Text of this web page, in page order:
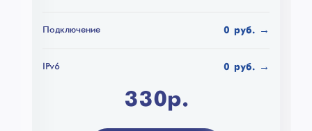
Подключение 0 руб. →
IPv6 0 руб. →
330р.